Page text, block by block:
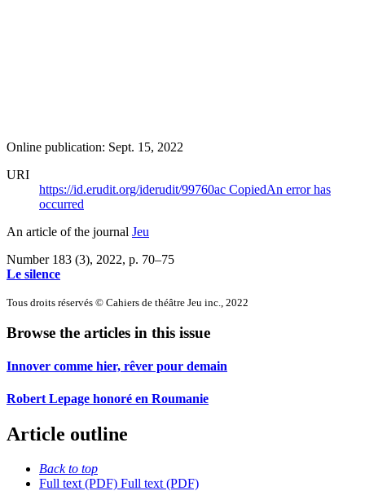
Online publication: Sept. 15, 2022
URI
https://id.erudit.org/iderudit/99760ac CopiedAn error has
occurred
An article of the journal Jeu
Number 183 (3), 2022, p. 70–75
Le silence
Tous droits réservés © Cahiers de théâtre Jeu inc., 2022
Browse the articles in this issue
Innover comme hier, rêver pour demain
Robert Lepage honoré en Roumanie
Article outline
Back to top
Full text (PDF) Full text (PDF)